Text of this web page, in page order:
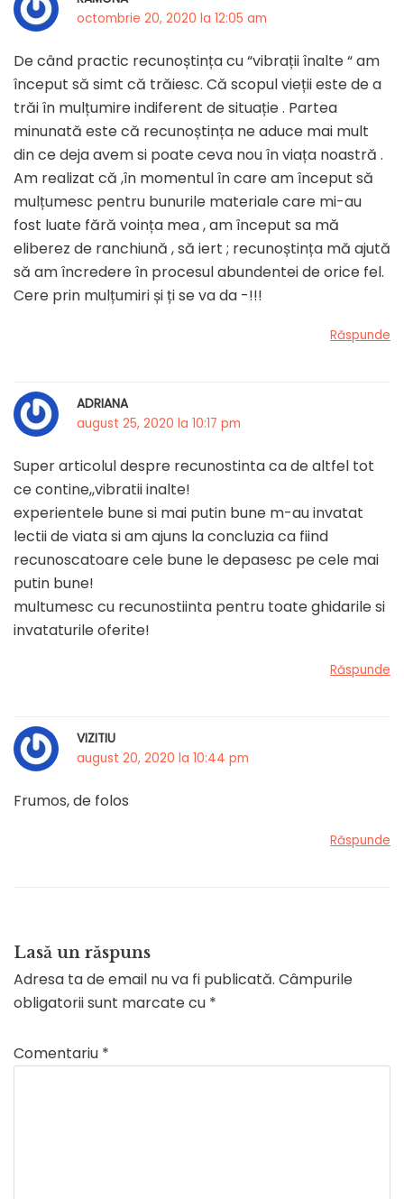
octombrie 20, 2020 la 12:05 am
De când practic recunoștința cu “vibrații înalte “ am
început să simt că trăiesc. Că scopul vieții este de a
trăi în mulțumire indiferent de situație . Partea
minunată este că recunoștința ne aduce mai mult
din ce deja avem si poate ceva nou în viața noastră .
Am realizat că ,în momentul în care am început să
mulțumesc pentru bunurile materiale care mi-au
fost luate fără voința mea , am început sa mă
eliberez de ranchiună , să iert ; recunoștința mă ajută
să am încredere în procesul abundentei de orice fel.
Cere prin mulțumiri și ți se va da -!!!
Răspunde
ADRIANA
august 25, 2020 la 10:17 pm
Super articolul despre recunostinta ca de altfel tot
ce contine,,vibratii inalte!
experientele bune si mai putin bune m-au invatat
lectii de viata si am ajuns la concluzia ca fiind
recunoscatoare cele bune le depasesc pe cele mai
putin bune!
multumesc cu recunostiinta pentru toate ghidarile si
invataturile oferite!
Răspunde
VIZITIU
august 20, 2020 la 10:44 pm
Frumos, de folos
Răspunde
Lasă un răspuns
Adresa ta de email nu va fi publicată. Câmpurile
obligatorii sunt marcate cu *
Comentariu *